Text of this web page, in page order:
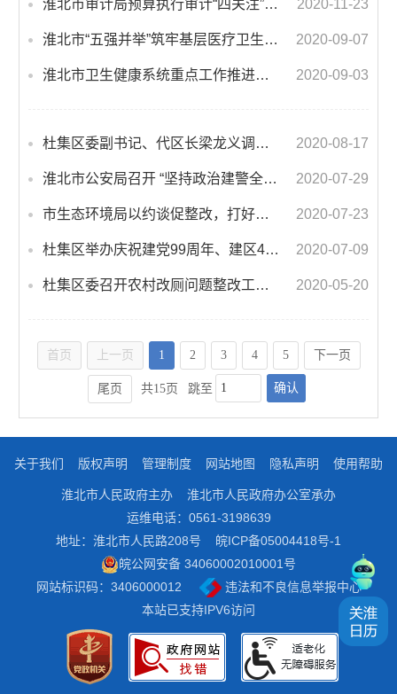
淮北市审计局预算执行审计“四关注”深化国有企业审计监督 2020-11-23
淮北市“五强并举”筑牢基层医疗卫生服务网 2020-09-07
淮北市卫生健康系统重点工作推进会暨党风廉政建设工作会议召开 2020-09-03
杜集区委副书记、代区长梁龙义调研指导杜集经开区在建项目及征地工作 2020-08-17
淮北市公安局召开 “坚持政治建警全面从严治警”教育整顿动员部署会 2020-07-29
市生态环境局以约谈促整改，打好污染防治攻坚战 2020-07-23
杜集区举办庆祝建党99周年、建区40周年新时代美好杜集大讲堂——党史专场报告会 2020-07-09
杜集区委召开农村改厕问题整改工作推进会 2020-05-20
首页 上一页 1 2 3 4 5 下一页
尾页 共15页 跳至 确认
关于我们 版权声明 管理制度 网站地图 隐私声明 使用帮助
淮北市人民政府主办
淮北市人民政府办公室承办
运维电话：0561-3198639
地址：淮北市人民路208号
皖ICP备05004418号-1
皖公网安备 34060002010001号
网站标识码：3406000012
违法和不良信息举报中心
本站已支持IPV6访问